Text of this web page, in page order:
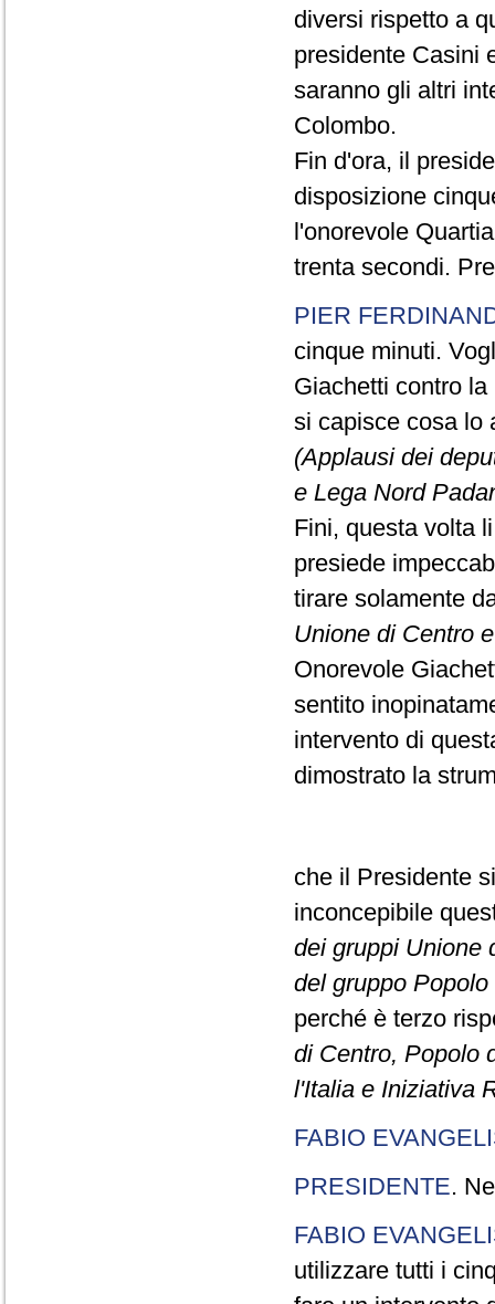
diversi rispetto a
presidente Casini
saranno gli altri
Colombo.
Fin d'ora, il
disposizione
l'onorevole
trenta secondi.
PIER
cinque minuti.
Giachetti contro
si capisce cosa lo
(Applausi dei
e Lega Nord
Fini, questa volta
presiede
tirare solamente
Unione di Centro
Onorevole
sentito
intervento di
dimostrato la
che il Presidente
inconcepibile
dei gruppi Unione
del gruppo
perché è terzo
di Centro, Popolo
l'Italia e Iniziativa
FABIO
PRESIDENTE.
FABIO
utilizzare tutti i